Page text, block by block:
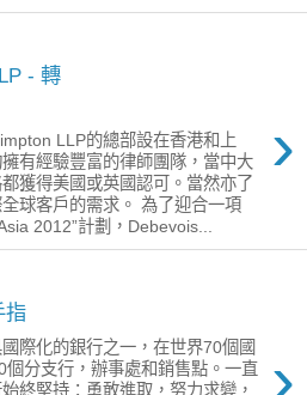
- 轉
›
LLP的總部設在香港和上
有經驗豐富的律師團隊，當中大
獲得美國或英國認可。當然亦了
球客戶的需求。 為了迎合一項
2012”計劃，Debevois...
指
際化的銀行之一，在世界70個國
個分支行，辦事處和銷售點。一直
終堅持：勇敢進取，努力求變，